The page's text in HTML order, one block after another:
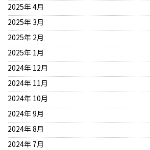
2025年 4月
2025年 3月
2025年 2月
2025年 1月
2024年 12月
2024年 11月
2024年 10月
2024年 9月
2024年 8月
2024年 7月